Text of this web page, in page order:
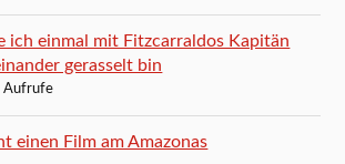
ich einmal mit Fitzcarraldos Kapitän
gerasselt bin
Aufrufe
einen Film am Amazonas